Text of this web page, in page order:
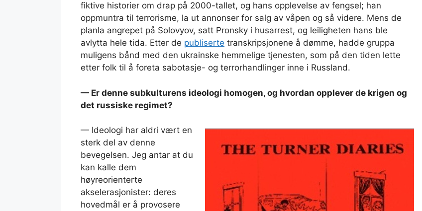
fiktive historier om drap på 2000-tallet, og hans opplevelse av fengsel; han
oppmuntra til terrorisme, la ut annonser for salg av våpen og så videre. Mens de
planla angrepet på Solovyov, satt Pronsky i husarrest, og leiligheten hans ble
avlytta hele tida. Etter de publiserte transkripsjonene å dømme, hadde gruppa
muligens bånd med den ukrainske hemmelige tjenesten, som på den tiden lette
etter folk til å foreta sabotasje- og terrorhandlinger inne i Russland.
— Er denne subkulturens ideologi homogen, og hvordan opplever de krigen og
det russiske regimet?
— Ideologi har aldri vært en
sterk del av denne
bevegelsen. Jeg antar at du
kan kalle dem
høyreorienterte
akselerasjonister: deres
hovedmål er å provosere